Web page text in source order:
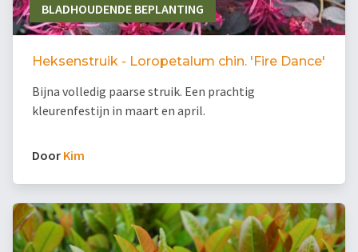
BLADHOUDENDE BEPLANTING
Heksenstruik - Loropetalum chin. 'Fire Dance'
Bijna volledig paarse struik. Een prachtig
kleurenfestijn in maart en april.
Door Kim